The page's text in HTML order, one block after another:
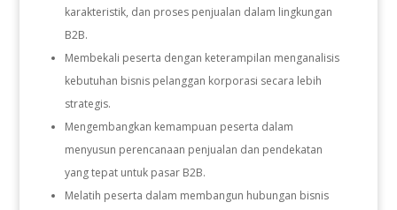
karakteristik, dan proses penjualan dalam lingkungan
B2B.
Membekali peserta dengan keterampilan menganalisis
kebutuhan bisnis pelanggan korporasi secara lebih
strategis.
Mengembangkan kemampuan peserta dalam
menyusun perencanaan penjualan dan pendekatan
yang tepat untuk pasar B2B.
Melatih peserta dalam membangun hubungan bisnis